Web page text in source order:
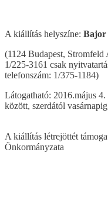
A kiállítás helyszíne: Bajor
(1124 Budapest, Stromfeld
1/225-3161 csak
telefonszám: 1/375-1184)
Látogatható: 2016.május 4.
között, szerdától
A kiállítás létrejöttét
Önkormányzata